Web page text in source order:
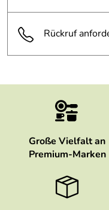
Rückruf
Große Vielfalt an
Premium-Marken